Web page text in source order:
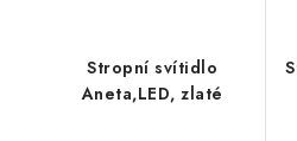
Stropní svítidlo
Aneta,LED, zlaté